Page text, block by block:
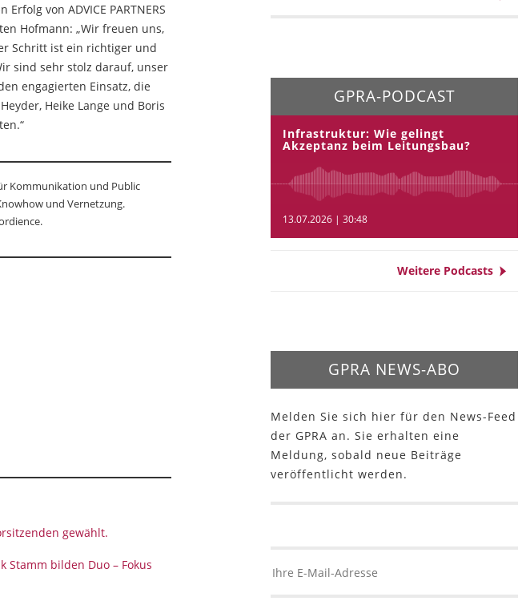
von ADVICE PARTNERS
Hofmann: „Wir freuen uns,
Schritt ist ein richtiger und
sind sehr stolz darauf, unser
engagierten Einsatz, die
Heike Lange und Boris
Kommunikation und Public
und Vernetzung.
gewählt.
Stamm bilden Duo – Fokus
GPRA-PODCAST
Infrastruktur: Wie gelingt
Akzeptanz beim Leitungsbau?
13.07.2026 | 30:48
Weitere Podcasts
GPRA NEWS-ABO
Melden Sie sich hier für den News-Feed
der GPRA an. Sie erhalten eine
Meldung, sobald neue Beiträge
veröffentlicht werden.